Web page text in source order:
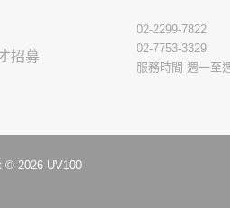
招募
02-2299-7822
02-7753-3329
服務時間 週一至
2026 UV100